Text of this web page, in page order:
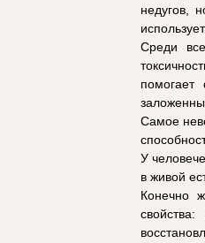
недугов,
Среди
помогает
Самое
У
в живой
Конечно